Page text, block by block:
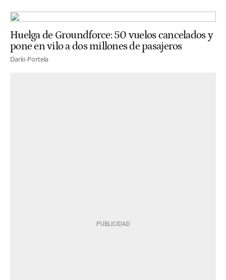
Huelga de Groundforce: 50 vuelos cancelados y
pone en vilo a dos millones de pasajeros
Darío Portela